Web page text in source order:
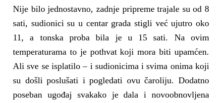
Nije bilo jednostavno, zadnje pripreme trajale su od 8
sati, sudionici su u centar grada stigli već ujutro oko
11, a tonska proba bila je u 15 sati. Na ovim
temperaturama to je pothvat koji mora biti upamćen.
Ali sve se isplatilo – i sudionicima i svima onima koji
su došli poslušati i pogledati ovu čaroliju. Dodatno
poseban ugođaj svakako je dala i novoobnovljena